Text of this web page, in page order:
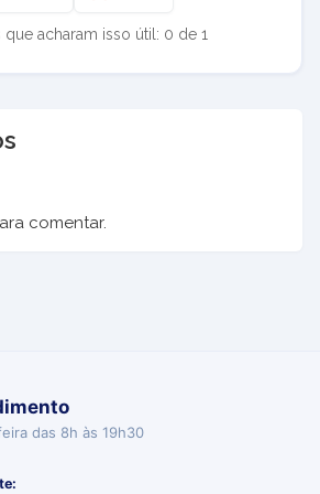
que acharam isso útil: 0 de 1
comentar.
das 8h às 19h30